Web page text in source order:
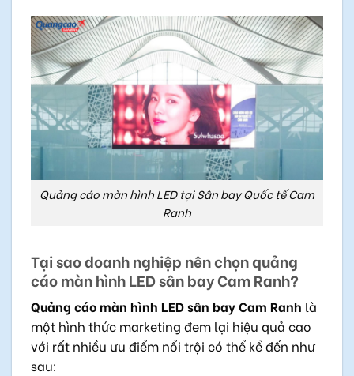
Quảng cáo màn hình LED tại Sân bay Quốc tế Cam
Ranh
Tại sao doanh nghiệp nên chọn quảng
cáo màn hình LED sân bay Cam Ranh?
Quảng cáo màn hình LED sân bay Cam Ranh là
một hình thức marketing đem lại hiệu quả cao
với rất nhiều ưu điểm nổi trội có thể kể đến như
sau: